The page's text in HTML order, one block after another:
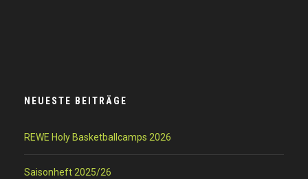
NEUESTE BEITRÄGE
REWE Holy Basketballcamps 2026
Saisonheft 2025/26